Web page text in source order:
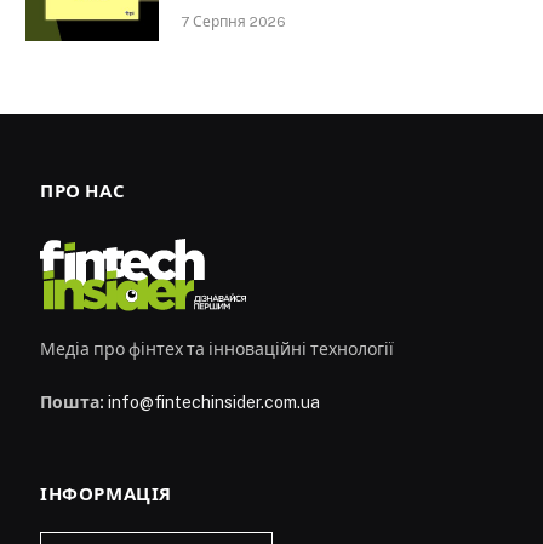
7 Серпня 2026
ПРО НАС
Медіа про фінтех та інноваційні технології
Пошта: info@fintechinsider.com.ua
ІНФОРМАЦІЯ